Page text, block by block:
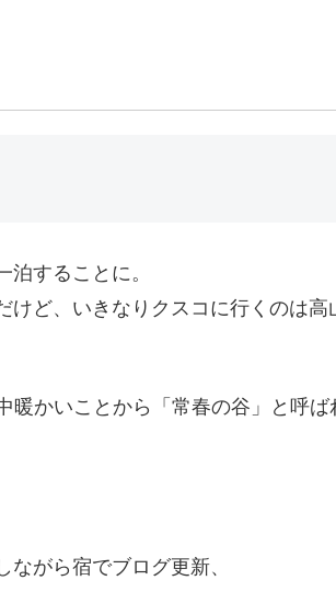
することに。
ど、いきなりクスコに行くのは高
かいことから「常春の谷」と呼ば
がら宿でブログ更新、